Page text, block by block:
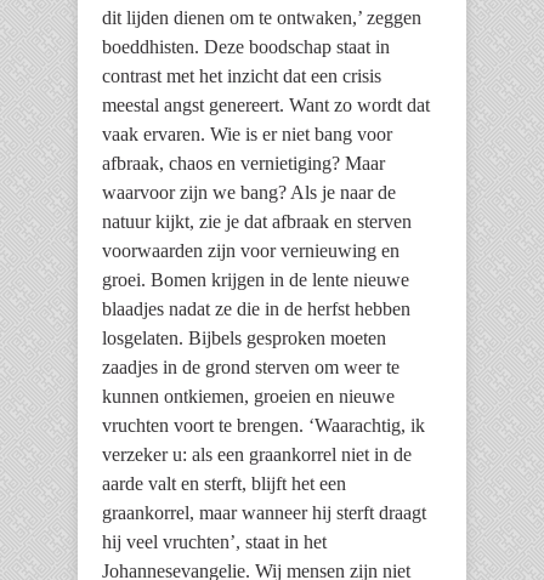
dit lijden dienen om te ontwaken,’ zeggen
boeddhisten. Deze boodschap staat in
contrast met het inzicht dat een crisis
meestal angst genereert. Want zo wordt dat
vaak ervaren. Wie is er niet bang voor
afbraak, chaos en vernietiging? Maar
waarvoor zijn we bang? Als je naar de
natuur kijkt, zie je dat afbraak en sterven
voorwaarden zijn voor vernieuwing en
groei. Bomen krijgen in de lente nieuwe
blaadjes nadat ze die in de herfst hebben
losgelaten. Bijbels gesproken moeten
zaadjes in de grond sterven om weer te
kunnen ontkiemen, groeien en nieuwe
vruchten voort te brengen. ‘Waarachtig, ik
verzeker u: als een graankorrel niet in de
aarde valt en sterft, blijft het een
graankorrel, maar wanneer hij sterft draagt
hij veel vruchten’, staat in het
Johannesevangelie. Wij mensen zijn niet